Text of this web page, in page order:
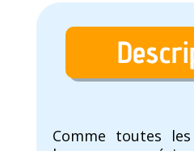
Comme toutes